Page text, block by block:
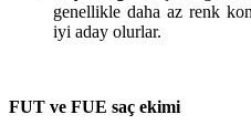
genellikle daha az renk
iyi aday olurlar.
FUT ve FUE saç ekimi